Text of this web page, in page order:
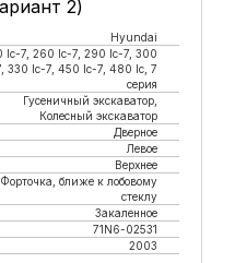
2)
Hyundai
lc-7, 260 lc-7, 290 lc-7, 300
330 lc-7, 450 lc-7, 480 lc, 7
серия
Гусеничный экскаватор,
Колесный экскаватор
Дверное
Левое
Верхнее
Форточка, ближе к лобовому
стеклу
Закаленное
71N6-02531
2003